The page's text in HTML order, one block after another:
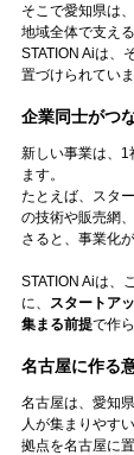
そこで愛知県は
地域全体で支え
STATION Aiは、
置づけられていま
企業同士がつ
新しい事業は、1
ます。
たとえば、スタ
の技術や販売網
さると、事業化
STATION Aiは、
に、
スタートア
集まる前提で作
名古屋に作る
名古屋は、愛知
人が集まりやす
拠点を名古屋に